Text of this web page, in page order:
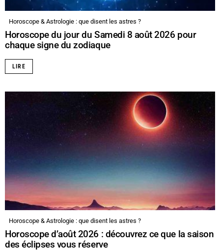
Horoscope & Astrologie : que disent les astres ?
Horoscope du jour du Samedi 8 août 2026 pour
chaque signe du zodiaque
LIRE
Horoscope & Astrologie : que disent les astres ?
Horoscope d’août 2026 : découvrez ce que la saison
des éclipses vous réserve